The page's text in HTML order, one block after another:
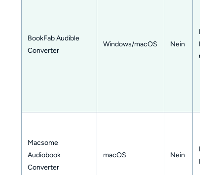
BookFab Audible
Converter
Windows/macOS Nein
M4A,
FLAC,
OPUS
Macsome
Audiobook
Converter
macOS Nein
MP3,
M4B